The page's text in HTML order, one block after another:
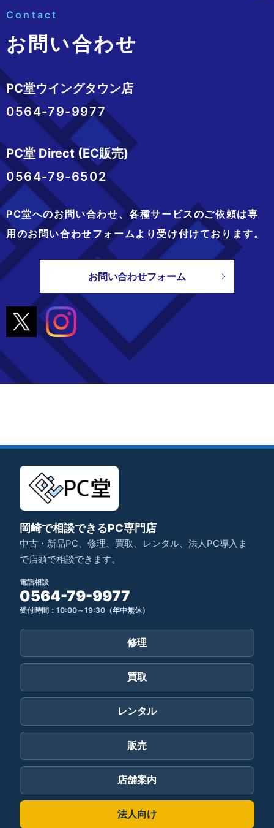
Contact
お問い合わせ
PC堂ウイングタウン店
0564-79-9977
PC堂 Direct (EC販売)
0564-79-6502
PC堂へのお問い合わせ、各種サービスのご依頼は専
用のお問い合わせフォームより 受け付けております。
お問い合わせフォーム
岡崎で相談できるPC専門店
中古・新品PC、修理、買取、レンタル、法人PC導入ま
で店頭で相談できます。
電話相談
0564-79-9977
受付時間：10:00～19:30（年中無休）
修理
買取
レンタル
販売
店舗案内
法人向け